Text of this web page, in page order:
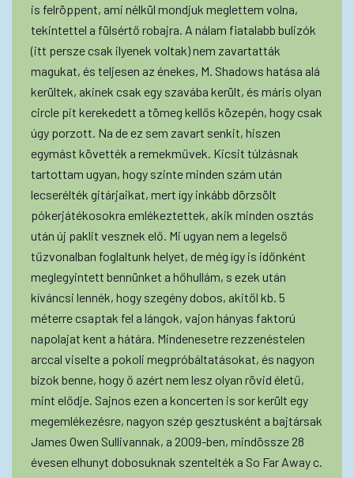
is felröppent, ami nélkül mondjuk meglettem volna,
tekintettel a fülsértő robajra. A nálam fiatalabb bulizók
(itt persze csak ilyenek voltak) nem zavartatták
magukat, és teljesen az énekes, M. Shadows hatása alá
kerültek, akinek csak egy szavába került, és máris olyan
circle pit kerekedett a tömeg kellős közepén, hogy csak
úgy porzott. Na de ez sem zavart senkit, hiszen
egymást követték a remekművek. Kicsit túlzásnak
tartottam ugyan, hogy szinte minden szám után
lecserélték gitárjaikat, mert így inkább dörzsölt
pókerjátékosokra emlékeztettek, akik minden osztás
után új paklit vesznek elő. Mi ugyan nem a legelső
tűzvonalban foglaltunk helyet, de még így is időnként
meglegyintett bennünket a hőhullám, s ezek után
kíváncsi lennék, hogy szegény dobos, akitől kb. 5
méterre csaptak fel a lángok, vajon hányas faktorú
napolajat kent a hátára. Mindenesetre rezzenéstelen
arccal viselte a pokoli megpróbáltatásokat, és nagyon
bízok benne, hogy ő azért nem lesz olyan rövid életű,
mint elődje. Sajnos ezen a koncerten is sor került egy
megemlékezésre, nagyon szép gesztusként a bajtársak
James Owen Sullivannak, a 2009-ben, mindössze 28
évesen elhunyt dobosuknak szentelték a So Far Away c.